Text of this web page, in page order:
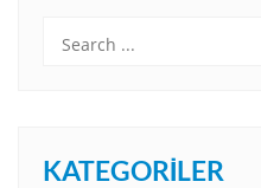
KATEGORILER